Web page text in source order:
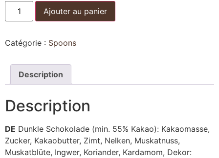
Ajouter au panier
Catégorie : Spoons
Description
Description
DE Dunkle Schokolade (min. 55% Kakao): Kakaomasse,
Zucker, Kakaobutter, Zimt, Nelken, Muskatnuss,
Muskatblüte, Ingwer, Koriander, Kardamom, Dekor: